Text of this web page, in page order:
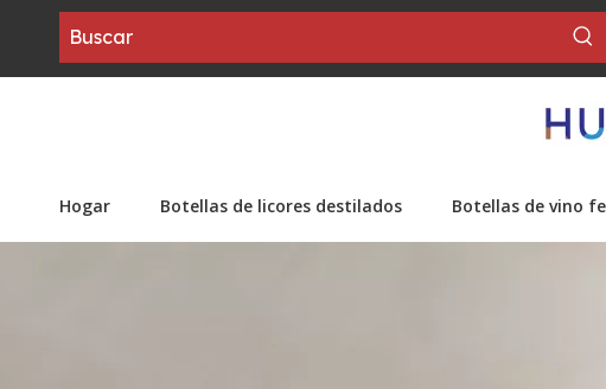
Hogar Botellas de licores destilados Botellas de vino